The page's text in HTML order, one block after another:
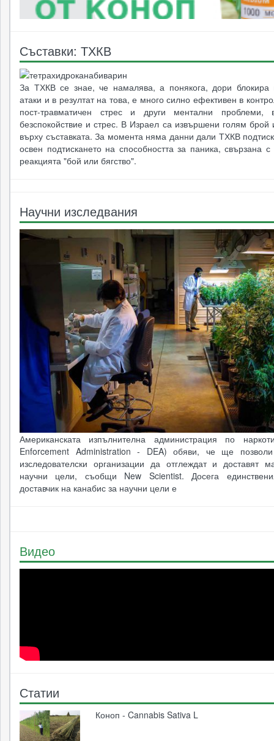
Съставки: ТХКВ
За ТХКВ се знае, че намалява, а понякога, дори блокира
атаки и в резултат на това, е много силно ефективен в
пост-травматичен стрес и други ментални проблеми,
безспокойствие и стрес. В Израел са извършени голям брой
върху съставката. За момента няма данни дали ТХКВ
освен подтискането на способността за паника, свързана
реакцията "бой или бягство".
Научни изследвания
Американската изпълнителна администрация по
Enforcement Administration - DEA) обяви, че ще
изследователски организации да отглеждат и доставят
научни цели, съобщи New Scientist. Досега
доставчик на канабис за научни цели е
Видео
Статии
Коноп - Cannabis Sativa L